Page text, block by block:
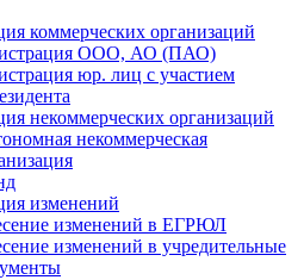
коммерческих организаций
ООО, АО (ПАО)
юр. лиц с участием
некоммерческих организаций
некоммерческая
изменений
изменений в ЕГРЮЛ
изменений в учредительные